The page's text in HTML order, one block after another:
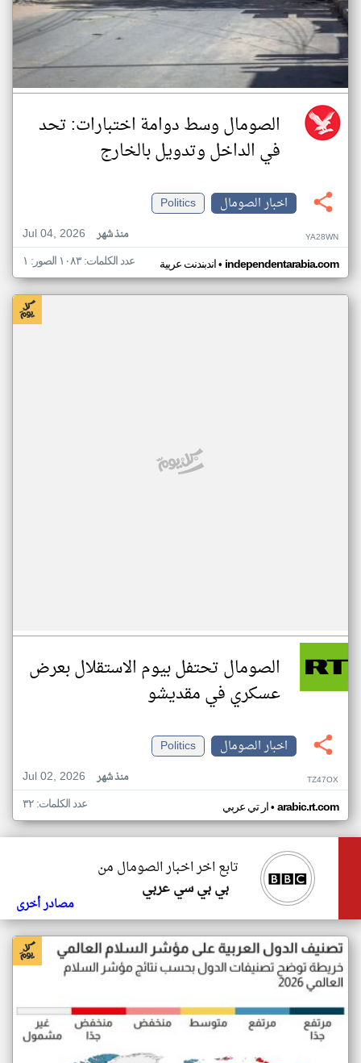
الصومال وسط دوامة اختبارات: تحد
في الداخل وتدويل بالخارج
اخبار الصومال
Politics
Jul 04, 2026
منذ شهر YA28WN
اندبندنت عربية• independentarabia.com عدد الكلمات: ١٠٨٣ الصور: ١
الصومال تحتفل بيوم الاستقلال بعرض
عسكري في مقديشو
اخبار الصومال
Politics
Jul 02, 2026
منذ شهر TZ47OX
ار تي عربي• arabic.rt.com عدد الكلمات: ٣٢
تابع اخر اخبار الصومال من
بي بي سي عربي
مصادر أخرى